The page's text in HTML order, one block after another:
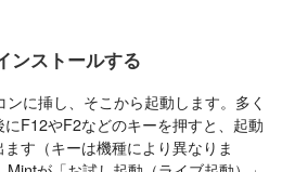
ンストールする
に挿し、そこから起動します。多く
F12やF2などのキーを押すと、起動
す（キーは機種により異なりま